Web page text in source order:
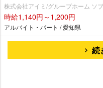
株式会社アイミ/グループホーム ソ
時給1,140円～1,200円
アルバイト・パート / 愛知県
続